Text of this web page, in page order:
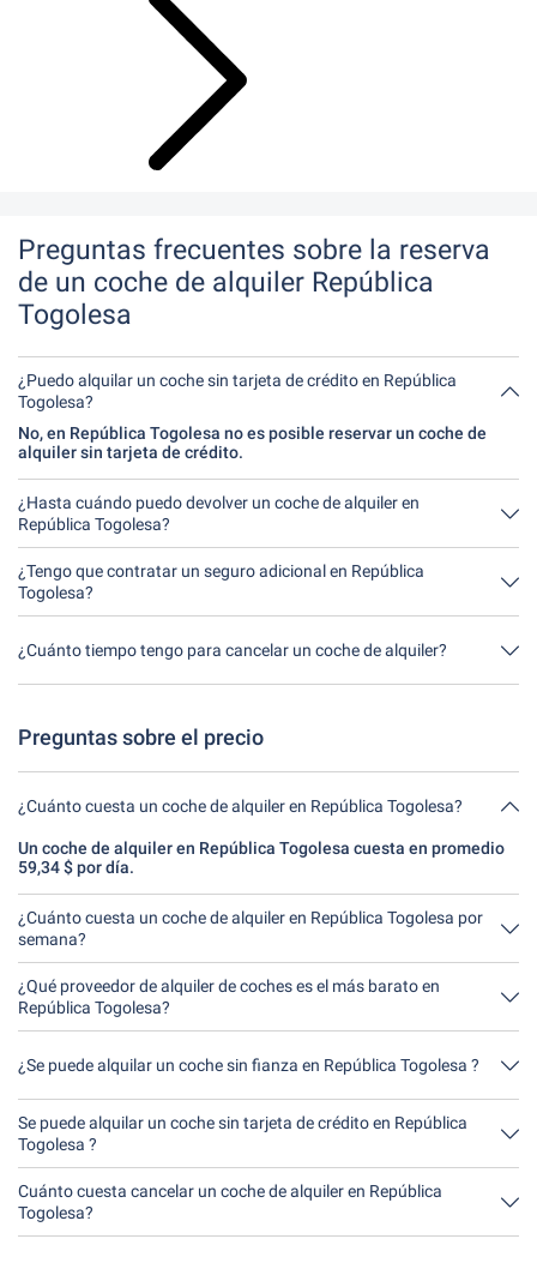
Preguntas frecuentes sobre la reserva
de un coche de alquiler República
Togolesa
¿Puedo alquilar un coche sin tarjeta de crédito en República
Togolesa?
No, en República Togolesa no es posible reservar un coche de
alquiler sin tarjeta de crédito.
¿Hasta cuándo puedo devolver un coche de alquiler en
República Togolesa?
En principio, puede devolver el coche de alquiler a cualquier hora
del día. Lo único importante es que no devuelva el coche de
alquiler más tarde de lo indicado al hacer la reserva.
¿Tengo que contratar un seguro adicional en República
Togolesa?
Lo mejor es contratar un seguro a todo riesgo sin franquicia a
adicional in situ.
¿Cuánto tiempo tengo para cancelar un coche de alquiler?
Tienes hasta 24 horas antes del alquiler dentro del horario de
Preguntas sobre el precio
¿Cuánto cuesta un coche de alquiler en República Togolesa?
Un coche de alquiler en República Togolesa cuesta en promedio
59,34 $ por día.
¿Cuánto cuesta un coche de alquiler en República Togolesa por
semana?
Un coche de alquiler en República Togolesa cuesta en promedio
415,40 $ por semana (59,34 $ por día).
¿Qué proveedor de alquiler de coches es el más barato en
República Togolesa?
El Argus Car Hire en República Togolesa es el más barato. Un
¿Se puede alquilar un coche sin fianza en República Togolesa ?
No, lamentablemente no se puede en República Togolesa alquilar
un coche sin fianza por el momento.
Se puede alquilar un coche sin tarjeta de crédito en República
Togolesa ?
No, lamentablemente no se puede en República Togolesa alquilar
un coche sin tarjeta de crédito por el momento.
Cuánto cuesta cancelar un coche de alquiler en República
Togolesa?
Hasta 24 horas antes del alquiler, la cancelación durante el